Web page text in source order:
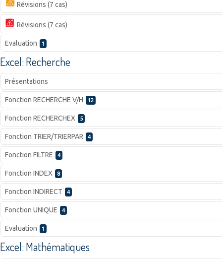
Révisions (7 cas)
Révisions (7 cas)
Evaluation 1
Excel: Recherche
Présentations
Fonction RECHERCHE V/H 12
Fonction RECHERCHEX 5
Fonction TRIER/TRIERPAR 4
Fonction FILTRE 4
Fonction INDEX 8
Fonction INDIRECT 4
Fonction UNIQUE 4
Evaluation 1
Excel: Mathématiques